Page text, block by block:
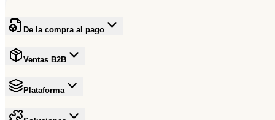
De la compra al pago
Ventas B2B
Plataforma